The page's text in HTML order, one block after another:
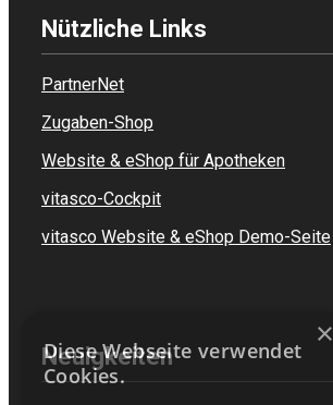
Nützliche Links
PartnerNet
Zugaben-Shop
Website & eShop für Apotheken
vitasco-Cockpit
vitasco Website & eShop Demo-Seite
Neuigkeiten
×
Diese Webseite verwendet
Cookies.